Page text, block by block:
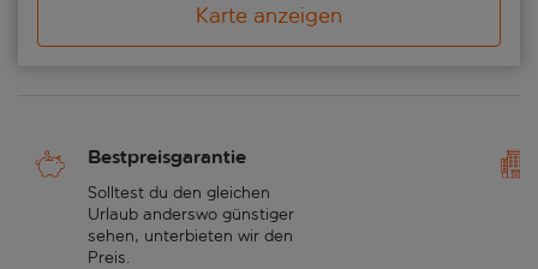
Karte anzeigen
Bestpreisgarantie
Solltest du den gleichen
Urlaub anderswo günstiger
sehen, unterbieten wir den
Preis.